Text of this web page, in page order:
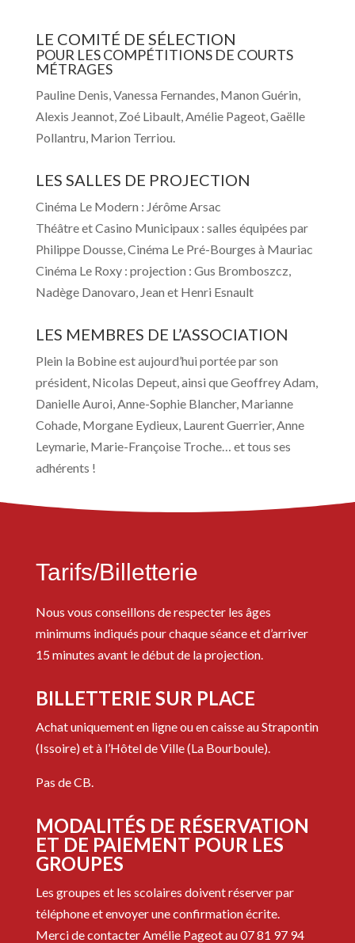
LE COMITÉ DE SÉLECTION
POUR LES COMPÉTITIONS DE COURTS
MÉTRAGES
Pauline Denis, Vanessa Fernandes, Manon Guérin,
Alexis Jeannot, Zoé Libault, Amélie Pageot, Gaëlle
Pollantru, Marion Terriou.
LES SALLES DE PROJECTION
Cinéma Le Modern : Jérôme Arsac
Théâtre et Casino Municipaux : salles équipées par
Philippe Dousse, Cinéma Le Pré-Bourges à Mauriac
Cinéma Le Roxy : projection : Gus Bromboszcz,
Nadège Danovaro, Jean et Henri Esnault
LES MEMBRES DE L’ASSOCIATION
Plein la Bobine est aujourd’hui portée par son
président, Nicolas Depeut, ainsi que Geoffrey Adam,
Danielle Auroi, Anne-Sophie Blancher, Marianne
Cohade, Morgane Eydieux, Laurent Guerrier, Anne
Leymarie, Marie-Françoise Troche… et tous ses
adhérents !
Tarifs/Billetterie
Nous vous conseillons de respecter les âges
minimums indiqués pour chaque séance et d’arriver
15 minutes avant le début de la projection.
BILLETTERIE SUR PLACE
Achat uniquement en ligne ou en caisse au Strapontin
(Issoire) et à l’Hôtel de Ville (La Bourboule).
Pas de CB.
MODALITÉS DE RÉSERVATION
ET DE PAIEMENT POUR LES
GROUPES
Les groupes et les scolaires doivent réserver par
téléphone et envoyer une confirmation écrite.
Merci de contacter Amélie Pageot au 07 81 97 94